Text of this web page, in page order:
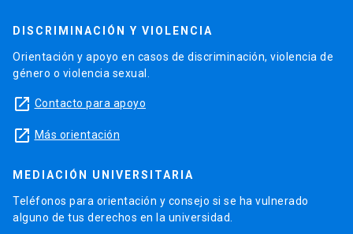
DISCRIMINACIÓN Y VIOLENCIA
Orientación y apoyo en casos de discriminación, violencia de
género o violencia sexual.
launch Contacto para apoyo
launch Más orientación
MEDIACIÓN UNIVERSITARIA
Teléfonos para orientación y consejo si se ha vulnerado
alguno de tus derechos en la universidad.